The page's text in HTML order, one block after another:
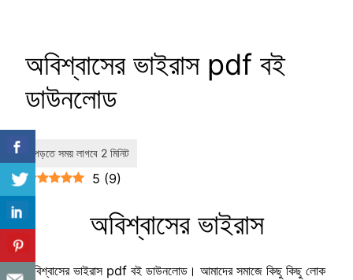
অবিশ্বাসের ভাইরাস pdf বই
ডাউনলোড
5 (9)
অবিশ্বাসের ভাইরাস
অবিশ্বাসের ভাইরাস pdf বই ডাউনলোড। আমাদের সমাজে কিছু কিছু লোক